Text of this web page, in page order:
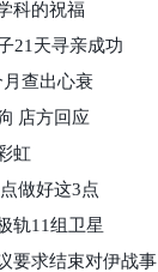
科的祝福
21天寻亲成功
月查出心衰
店方回应
虹
做好这3点
轨11组卫星
要求结束对伊战事